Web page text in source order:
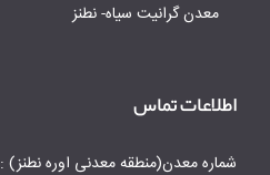
معدن گرانیت سیاه- نطنز
اطلاعات تماس
شماره معدن(منطقه معدنی اوره نطنز) : 58426363-031